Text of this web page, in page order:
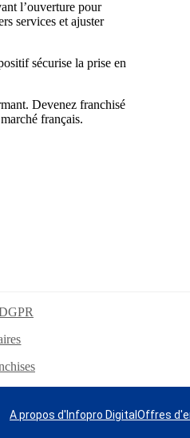
l’ouverture pour
services et ajuster
sécurise la prise en
Devenez franchisé
français.
A propos d'Infopro Digital Offres